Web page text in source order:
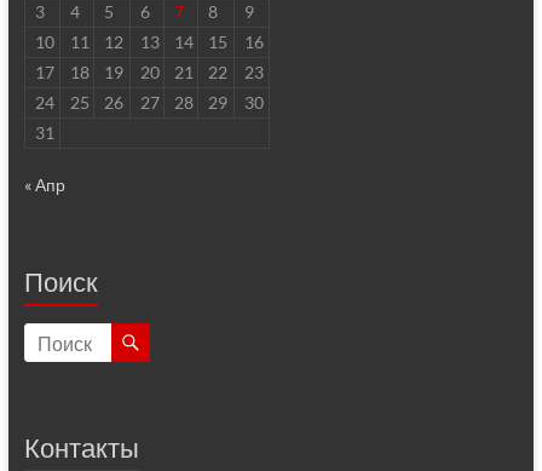
3
4 5 6 7 8
9
10
11 12 13 14 15
16
17
18 19 20 21 22
23
24
25 26 27 28 29
30
31
« Апр
Поиск
Контакты